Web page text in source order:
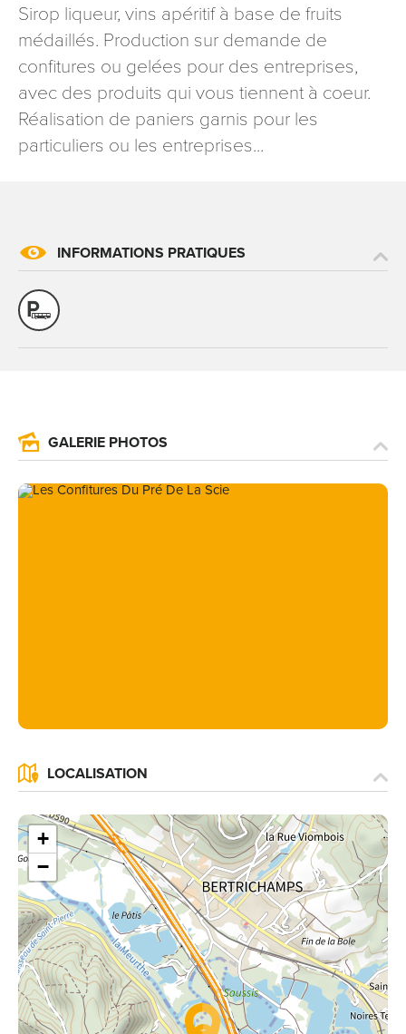
Sirop liqueur, vins apéritif à base de fruits
médaillés. Production sur demande de
confitures ou gelées pour des entreprises,
avec des produits qui vous tiennent à coeur.
Réalisation de paniers garnis pour les
particuliers ou les entreprises...
INFORMATIONS PRATIQUES
GALERIE PHOTOS
LOCALISATION
+
−